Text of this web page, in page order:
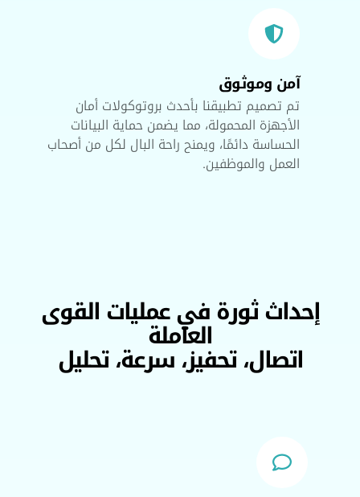
آمن وموثوق
تم تصميم تطبيقنا بأحدث بروتوكولات أمان
الأجهزة المحمولة، مما يضمن حماية البيانات
الحساسة دائمًا، ويمنح راحة البال لكل من أصحاب
العمل والموظفين.
ثورة في عمليات القوى
العاملة
اتصال، تحفيز، سرعة، تحليل